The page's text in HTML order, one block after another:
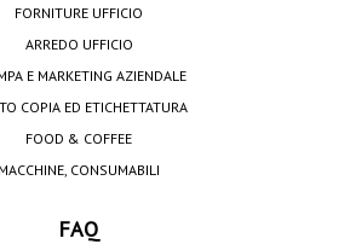
FORNITURE UFFICIO
ARREDO UFFICIO
E MARKETING AZIENDALE
COPIA ED ETICHETTATURA
FOOD & COFFEE
MACCHINE, CONSUMABILI
FAQ